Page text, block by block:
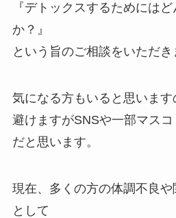
『デトックスするためには
か？』
という旨のご相談をいただき
気になる方もいると思いま
避けますがSNSや一部マス
だと思います。
現在、多くの方の体調不良
として